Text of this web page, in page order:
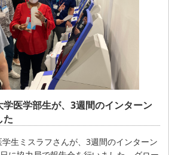
医学部生が、3週間のインターン
た
生ミスラフさんが、3週間のインターン